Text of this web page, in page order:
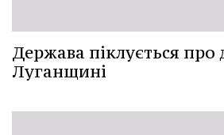
Держава піклується про
Луганщині